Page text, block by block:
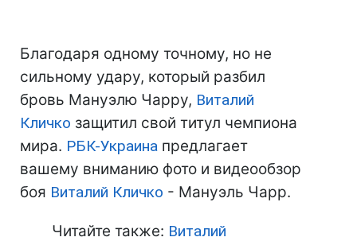
Благодаря одному точному, но не
сильному удару, который разбил
бровь Мануэлю Чарру, Виталий
Кличко защитил свой титул чемпиона
мира. РБК-Украина предлагает
вашему вниманию фото и видеообзор
боя Виталий Кличко - Мануэль Чарр.
Читайте также: Виталий